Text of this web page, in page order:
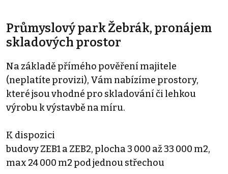
Průmyslový park Žebrák, pronájem
skladových prostor
Na základě přímého pověření majitele
(neplatíte provizi), Vám nabízíme prostory,
které jsou vhodné pro skladování či lehkou
výrobu k výstavbě na míru.
K dispozici
budovy ZEB1 a ZEB2, plocha 3 000 až 33 000 m2,
max 24 000 m2 pod jednou střechou